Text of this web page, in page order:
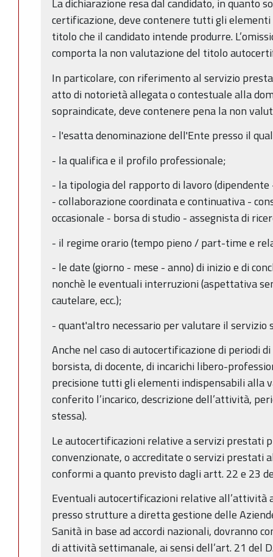
La dichiarazione resa dal candidato, in
certificazione, deve contenere tutti gli
titolo che il candidato intende produrre.
comporta la non valutazione del titolo
In particolare, con riferimento al servizio
atto di notorietà allegata o contestuale alla
sopraindicate, deve contenere pena la non
- l'esatta denominazione dell'Ente presso il
- la qualifica e il profilo professionale;
- la tipologia del rapporto di lavoro
- collaborazione coordinata e continuativa -
occasionale - borsa di studio - assegnista di
- il regime orario (tempo pieno / part-time e
- le date (giorno - mese - anno) di inizio e di
nonchè le eventuali interruzioni (aspettativa
cautelare, ecc.);
- quant'altro necessario per valutare il servizio
Anche nel caso di autocertificazione di periodi
borsista, di docente, di incarichi libero-
precisione tutti gli elementi indispensabili alla
conferito l’incarico, descrizione dell’attività,
stessa).
Le autocertificazioni relative a servizi prestati
convenzionate, o accreditate o servizi prestati
conformi a quanto previsto dagli artt. 22 e 23
Eventuali autocertificazioni relative
presso strutture a diretta gestione delle
Sanità in base ad accordi nazionali, dovranno
di attività settimanale, ai sensi dell’art. 21 del